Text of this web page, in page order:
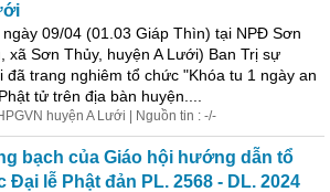
ngày 09/04 (01.03 Giáp Thìn) tại NPĐ Sơn
xã Sơn Thủy, huyện A Lưới) Ban Trị sự
đã trang nghiêm tổ chức "Khóa tu 1 ngày an
tử trên địa bàn huyện....
huyện A Lưới | Nguồn tin : -/-
bạch của Giáo hội hướng dẫn tổ
Đại lễ Phật đản PL. 2568 - DL. 2024